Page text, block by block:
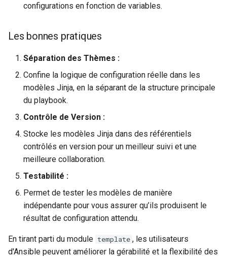
configurations en fonction de variables.
Les bonnes pratiques
Séparation des Thèmes :
Confine la logique de configuration réelle dans les
modèles Jinja, en la séparant de la structure principale
du playbook.
Contrôle de Version :
Stocke les modèles Jinja dans des référentiels
contrôlés en version pour un meilleur suivi et une
meilleure collaboration.
Testabilité :
Permet de tester les modèles de manière
indépendante pour vous assurer qu’ils produisent le
résultat de configuration attendu.
En tirant parti du module template , les utilisateurs
d'Ansible peuvent améliorer la gérabilité et la flexibilité des